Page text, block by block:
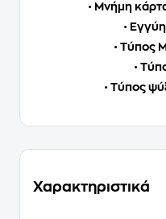
•Μνήμη
•
•Τύπος
•
•Τύπος
Χαρακτηριστικά